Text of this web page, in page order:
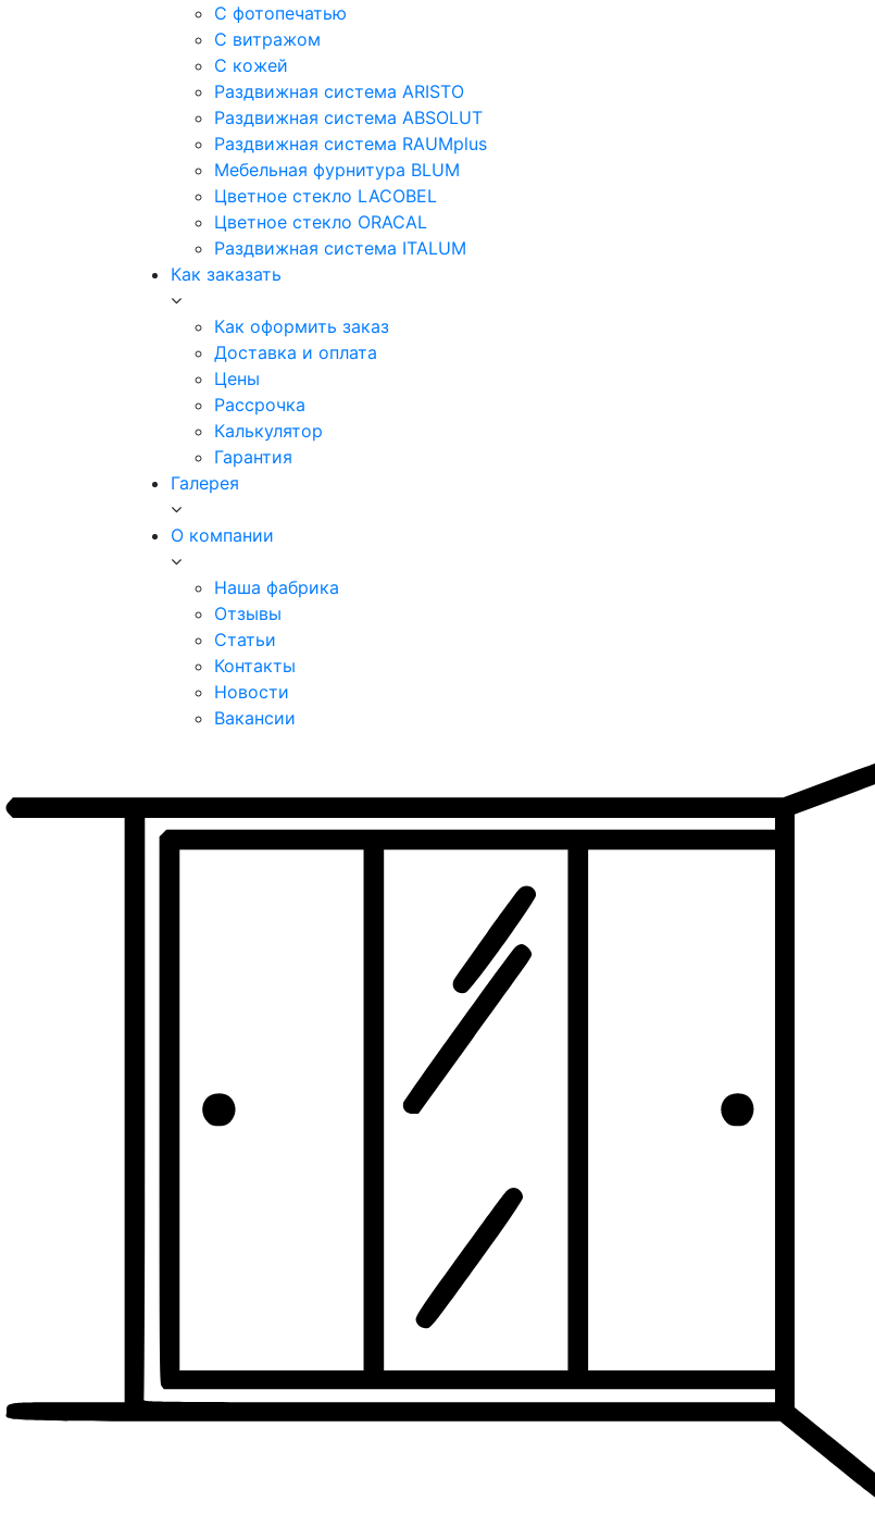
С фотопечатью
С витражом
С кожей
Раздвижная система ARISTO
Раздвижная система ABSOLUT
Раздвижная система RAUMplus
Мебельная фурнитура BLUM
Цветное стекло LACOBEL
Цветное стекло ORACAL
Раздвижная система ITALUM
Как заказать
Как оформить заказ
Доставка и оплата
Цены
Рассрочка
Калькулятор
Гарантия
Галерея
О компании
Наша фабрика
Отзывы
Статьи
Контакты
Новости
Вакансии